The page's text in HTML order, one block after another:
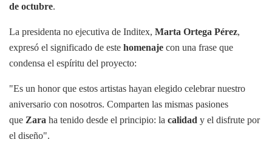
de octubre.
La presidenta no ejecutiva de Inditex, Marta Ortega Pérez,
expresó el significado de este homenaje con una frase que
condensa el espíritu del proyecto:
"Es un honor que estos artistas hayan elegido celebrar nuestro
aniversario con nosotros. Comparten las mismas pasiones
que Zara ha tenido desde el principio: la calidad y el disfrute por
el diseño".